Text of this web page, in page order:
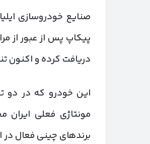
صنایع خودروسازی
پیکاپ پس از عبور از
دریافت کرده و اکنون
این خودرو که در دو
مونتاژی فعلی
برندهای چینی فعال